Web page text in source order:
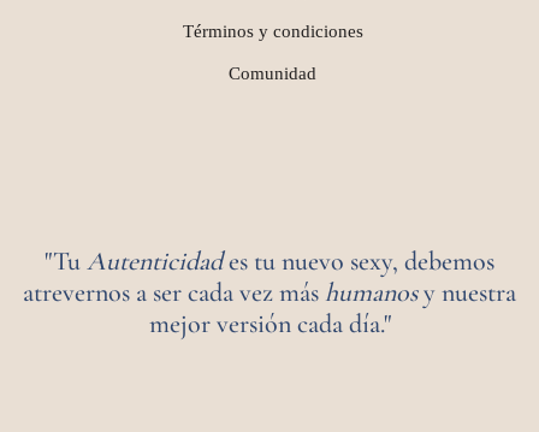
Términos y condiciones
Comunidad
"TuAutenticidades tu nuevo sexy, debemos
atrevernos a ser cada vez máshumanosy nuestra
mejor versión cada día."